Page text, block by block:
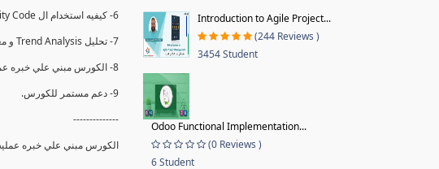
6- كيفيه استخدام ال Activity Code لعرض تقدم المشروع بأكثر من طريقه .
7- تحليل Trend Analysis و معرفه نسبه تأخشر المشروع و حجم التأخير لكل منطقه في المشروع .
8- الكورس مبني علي خبره عمليه .
9- دعم مستمر للكورس.
--------------
الكورس مبني علي خبره عمليه
Introduction to Agile Project...
(244 Reviews )
3454 Student
Odoo Functional Implementation...
(0 Reviews )
6 Student